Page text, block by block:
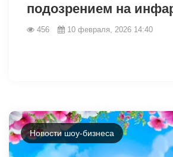
31070
подозрением на
456 10 февраля, 2026 14:40
Новости шоу-бизнеса